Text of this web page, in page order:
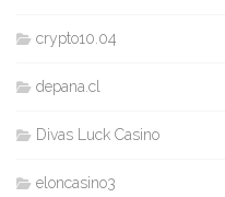
crypto10.04
depana.cl
Divas Luck Casino
eloncasino3